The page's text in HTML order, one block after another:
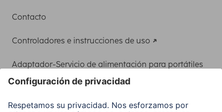
Contacto
Controladores e instrucciones de uso
Adaptador-Servicio de alimentación para portátiles